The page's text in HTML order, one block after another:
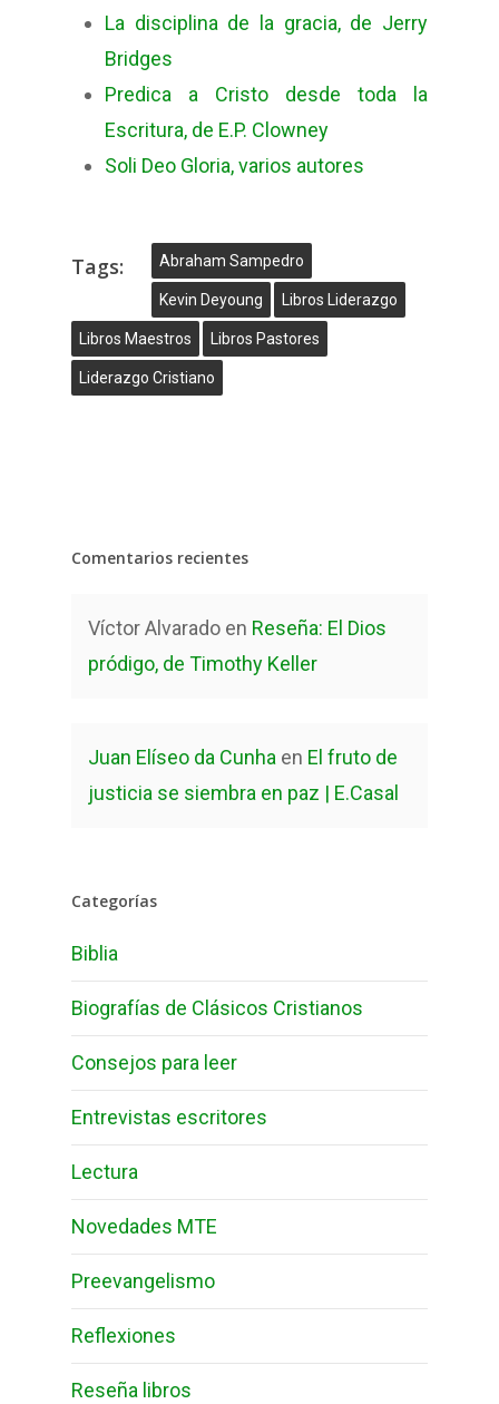
La disciplina de la gracia, de Jerry
Bridges
Predica a Cristo desde toda la
Escritura, de E.P. Clowney
Soli Deo Gloria, varios autores
Tags: Abraham Sampedro
Kevin Deyoung Libros Liderazgo
Libros Maestros Libros Pastores
Liderazgo Cristiano
Comentarios recientes
Víctor Alvarado en Reseña: El Dios
pródigo, de Timothy Keller
Juan Elíseo da Cunha en El fruto de
justicia se siembra en paz | E.Casal
Categorías
Biblia
Biografías de Clásicos Cristianos
Consejos para leer
Entrevistas escritores
Lectura
Novedades MTE
Preevangelismo
Reflexiones
Reseña libros